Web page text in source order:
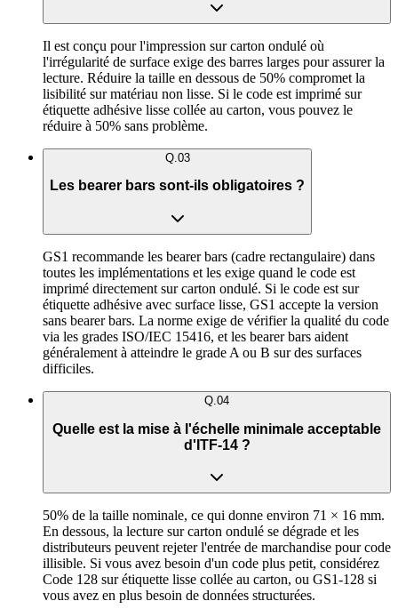
Il est conçu pour l'impression sur carton ondulé où
l'irrégularité de surface exige des barres larges pour assurer la
lecture. Réduire la taille en dessous de 50% compromet la
lisibilité sur matériau non lisse. Si le code est imprimé sur
étiquette adhésive lisse collée au carton, vous pouvez le
réduire à 50% sans problème.
Q. 03
Les bearer bars sont-ils obligatoires ?
GS1 recommande les bearer bars (cadre rectangulaire) dans
toutes les implémentations et les exige quand le code est
imprimé directement sur carton ondulé. Si le code est sur
étiquette adhésive avec surface lisse, GS1 accepte la version
sans bearer bars. La norme exige de vérifier la qualité du code
via les grades ISO/IEC 15416, et les bearer bars aident
généralement à atteindre le grade A ou B sur des surfaces
difficiles.
Q.04
Quelle est la mise à l'échelle minimale acceptable
d'ITF-14 ?
50% de la taille nominale, ce qui donne environ 71 × 16 mm.
En dessous, la lecture sur carton ondulé se dégrade et les
distributeurs peuvent rejeter l'entrée de marchandise pour code
illisible. Si vous avez besoin d'un code plus petit, considérez
Code 128 sur étiquette lisse collée au carton, ou GS1-128 si
vous avez en plus besoin de données structurées.